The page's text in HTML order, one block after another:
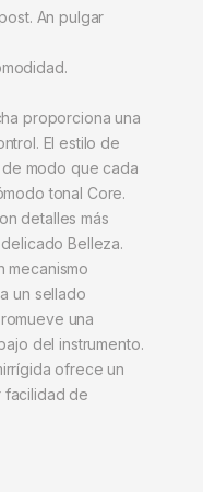
An pulgar
proporciona una
El estilo de
modo que cada
tonal Core.
detalles más
Belleza.
mecanismo
un sellado
una
del instrumento.
ofrece un
facilidad de